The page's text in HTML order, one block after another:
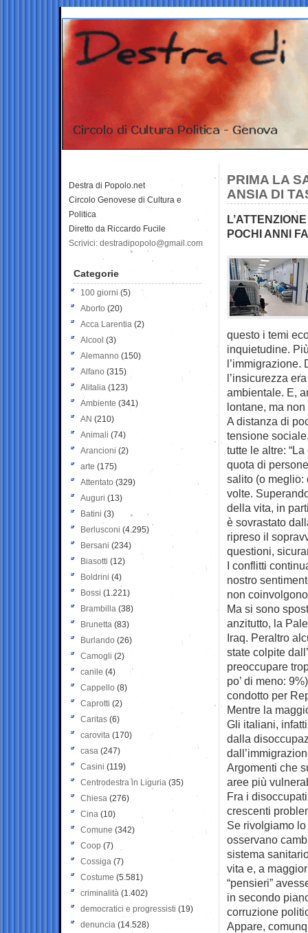
PRIMA LA
ANSIA DI
POCHI ANNI
questo i temi
inquietudine.
l’immigrazione.
l’insicurezza
ambientale. E,
lontane, ma
A distanza di
tensione
tutte le altre:
quota di
salito (o meglio:
volte.
della vita, in
è sovrastato
ripreso il
questioni,
I conflitti
nostro
non
Ma si sono
anzitutto, la
Iraq. Peraltro
state colpite
preoccupare
po’ di meno:
condotto per
Mentre la
Gli italiani,
dalla
Argomenti che
aree più
Fra i
crescenti
Se rivolgiamo
osservano
sistema
vita e, a
“pensieri”
in secondo
corruzione
Appare,
Destra di Popolo.net
Circolo Genovese di Cultura e
Politica
Diretto da Riccardo Fucile
Scrivici: destradipopolo@gmail.com
Categorie
100 giorni (5)
Aborto (20)
Acca Larentia (2)
Alcool (3)
Alemanno (150)
Alfano (315)
Alitalia (123)
Ambiente (341)
AN (210)
Animali (74)
Arancioni (2)
arte (175)
Attentato (329)
Auguri (13)
Batini (3)
Berlusconi (4.295)
Bersani (234)
Biasotti (12)
Boldrini (4)
Bossi (1.221)
Brambilla (38)
Brunetta (83)
Burlando (26)
Camogli (2)
canile (4)
Cappello (8)
Caprotti (2)
Caritas (6)
carovita (170)
casa (247)
Casini (119)
Centrodestra in Liguria (35)
Chiesa (276)
Cina (10)
Comune (342)
Coop (7)
Cossiga (7)
Costume (5.581)
criminalità (1.402)
democratici e progressisti (19)
denuncia (14.528)